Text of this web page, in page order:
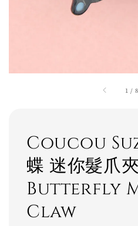
1 / 8
Coucou
蝶 迷你髮爪
Butterfly
Claw